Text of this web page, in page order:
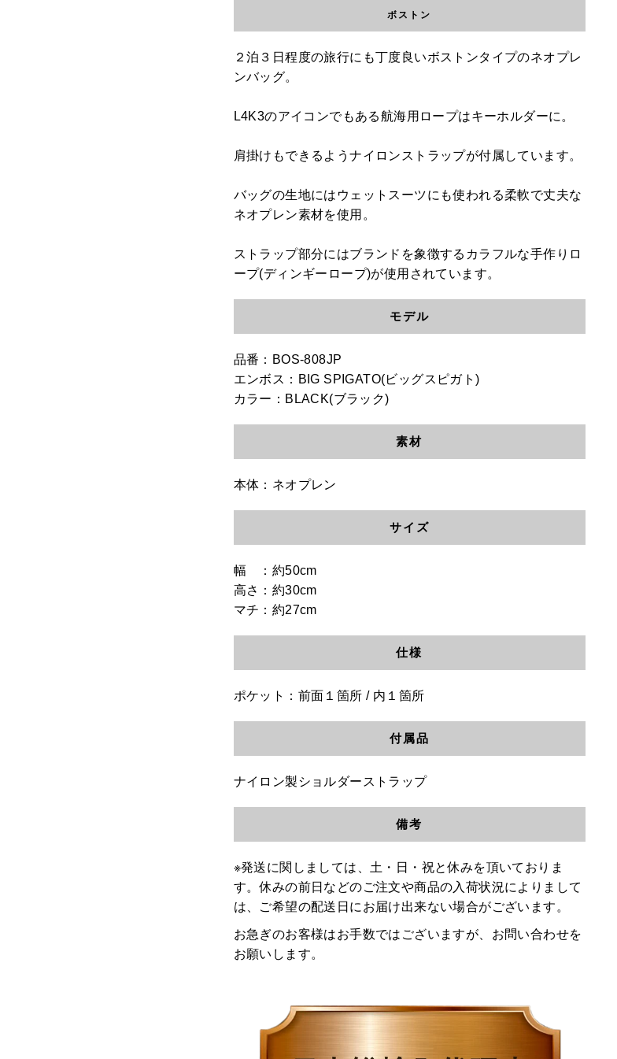
ボストン
２泊３日程度の旅行にも丁度良いボストンタイプのネオプレ
ンバッグ。
L4K3のアイコンでもある航海用ロープはキーホルダーに。
肩掛けもできるようナイロンストラップが付属しています。
バッグの生地にはウェットスーツにも使われる柔軟で丈夫な
ネオプレン素材を使用。
ストラップ部分にはブランドを象徴するカラフルな手作りロ
ープ(ディンギーロープ)が使用されています。
モデル
品番：BOS-808JP
エンボス：BIG SPIGATO(ビッグスピガト)
カラー：BLACK(ブラック)
素材
本体：ネオプレン
サイズ
幅 ：約50cm
高さ：約30cm
マチ：約27cm
仕様
ポケット：前面１箇所 / 内１箇所
付属品
ナイロン製ショルダーストラップ
備考
※発送に関しましては、土・日・祝と休みを頂いておりま
す。休みの前日などのご注文や商品の入荷状況によりまして
は、ご希望の配送日にお届け出来ない場合がございます。
お急ぎのお客様はお手数ではございますが、お問い合わせを
お願いします。